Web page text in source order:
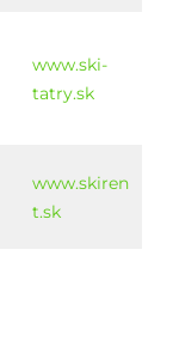
www.ski-
tatry.sk
www.skiren
t.sk